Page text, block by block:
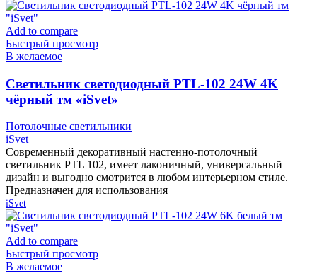
Add to compare
Быстрый просмотр
В желаемое
Cветильник светодиодный PTL-102 24W 4K
чёрный тм «iSvet»
Потолочные светильники
iSvet
Современный декоративный настенно-потолочный
светильник PTL 102, имеет лаконичный, универсальный
дизайн и выгодно смотрится в любом интерьерном стиле.
Предназначен для использования
iSvet
Add to compare
Быстрый просмотр
В желаемое